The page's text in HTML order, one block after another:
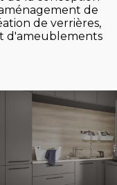
de
de verrières,
d'ameublements